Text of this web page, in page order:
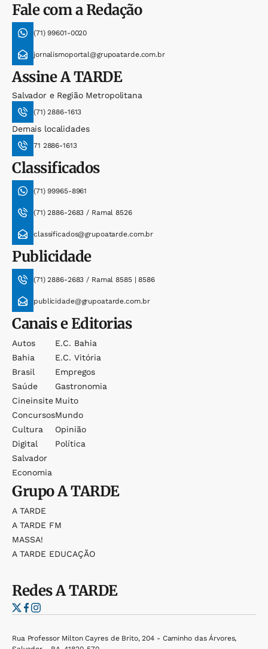
Fale com a Redação
(71) 99601-0020
jornalismoportal@grupoatarde.com.br
AssineA TARDE
Salvador e Região Metropolitana
(71) 2886-1613
Demais localidades
71 2886-1613
Classificados
(71) 99965-8961
(71) 2886-2683 / Ramal 8526
classificados@grupoatarde.com.br
Publicidade
(71) 2886-2683 / Ramal 8585 | 8586
publicidade@grupoatarde.com.br
Canais e Editorias
Autos
Bahia
Brasil
Saúde
Cineinsite
Concursos
Cultura
Digital
Salvador
Economia
E.c. Bahia
E.c. Vitória
Empregos
Gastronomia
Muito
Mundo
Opinião
Política
GrupoA TARDE
A TARDE
A TARDE FM
MASSA!
A TARDE EDUCAÇÃO
RedesA TARDE
Rua Professor Milton Cayres de Brito, 204 - Caminho das Árvores,